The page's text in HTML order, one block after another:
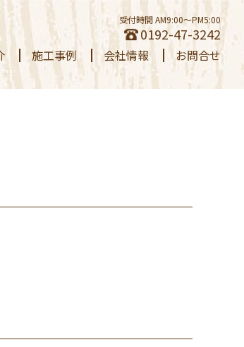
受付時間 AM9:00～PM5:00
0192-47-3242
施工事例 会社情報 お問合せ